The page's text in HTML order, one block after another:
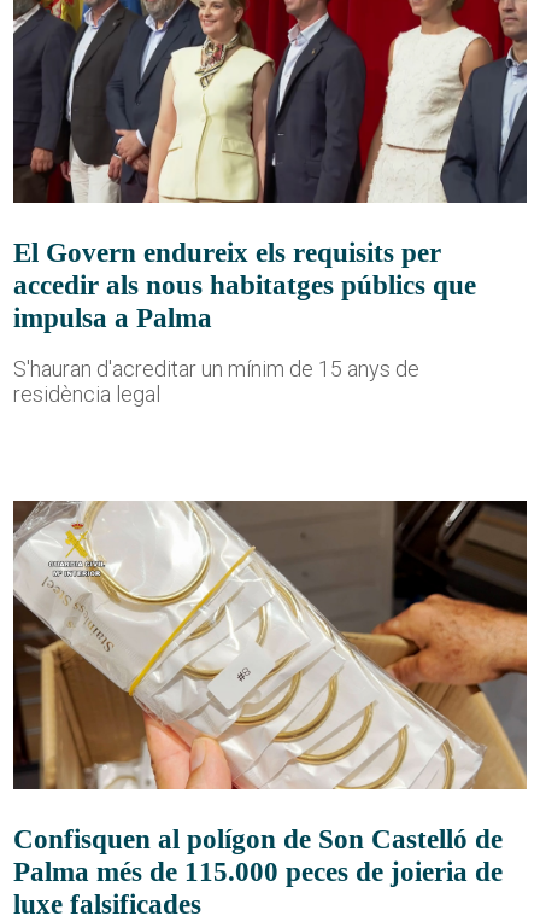
El Govern endureix els requisits per
accedir als nous habitatges públics que
impulsa a Palma
S'hauran d'acreditar un mínim de 15 anys de
residència legal
Confisquen al polígon de Son Castelló de
Palma més de 115.000 peces de joieria de
luxe falsificades